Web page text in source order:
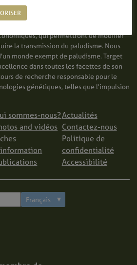
de recherche à but non-lucratif
qui permettront de modifier
la transmission du paludisme. Nous
monde exempt de paludisme. Target
dans toutes les facettes de son
de recherche responsable pour le
génétiques, telles que l'impulsion
sommes-nous?
and vidéos
Actualités
Contactez-nous
Politique de
confidentialité
Accessibilité